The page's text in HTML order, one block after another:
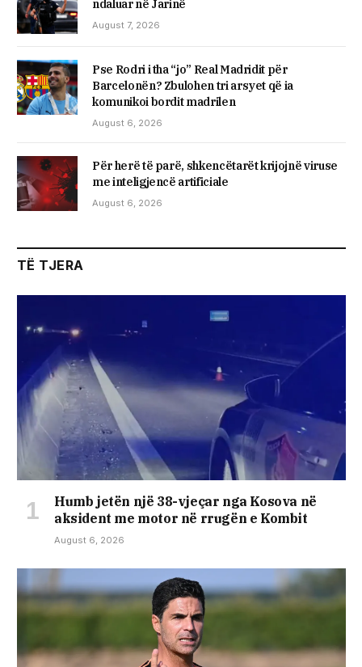
ndaluar në Jarinë
August 7, 2026
Pse Rodri i tha “jo” Real Madridit për
Barcelonën? Zbulohen tri arsyet që ia
komunikoi bordit madrilen
August 6, 2026
Për herë të parë, shkencëtarët krijojnë viruse
me inteligjencë artificiale
August 6, 2026
TË TJERA
Humb jetën një 38-vjeçar nga Kosova në
aksident me motor në rrugën e Kombit
August 6, 2026